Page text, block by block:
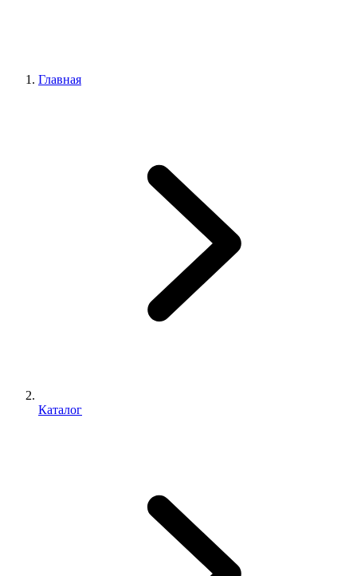
Главная
Каталог